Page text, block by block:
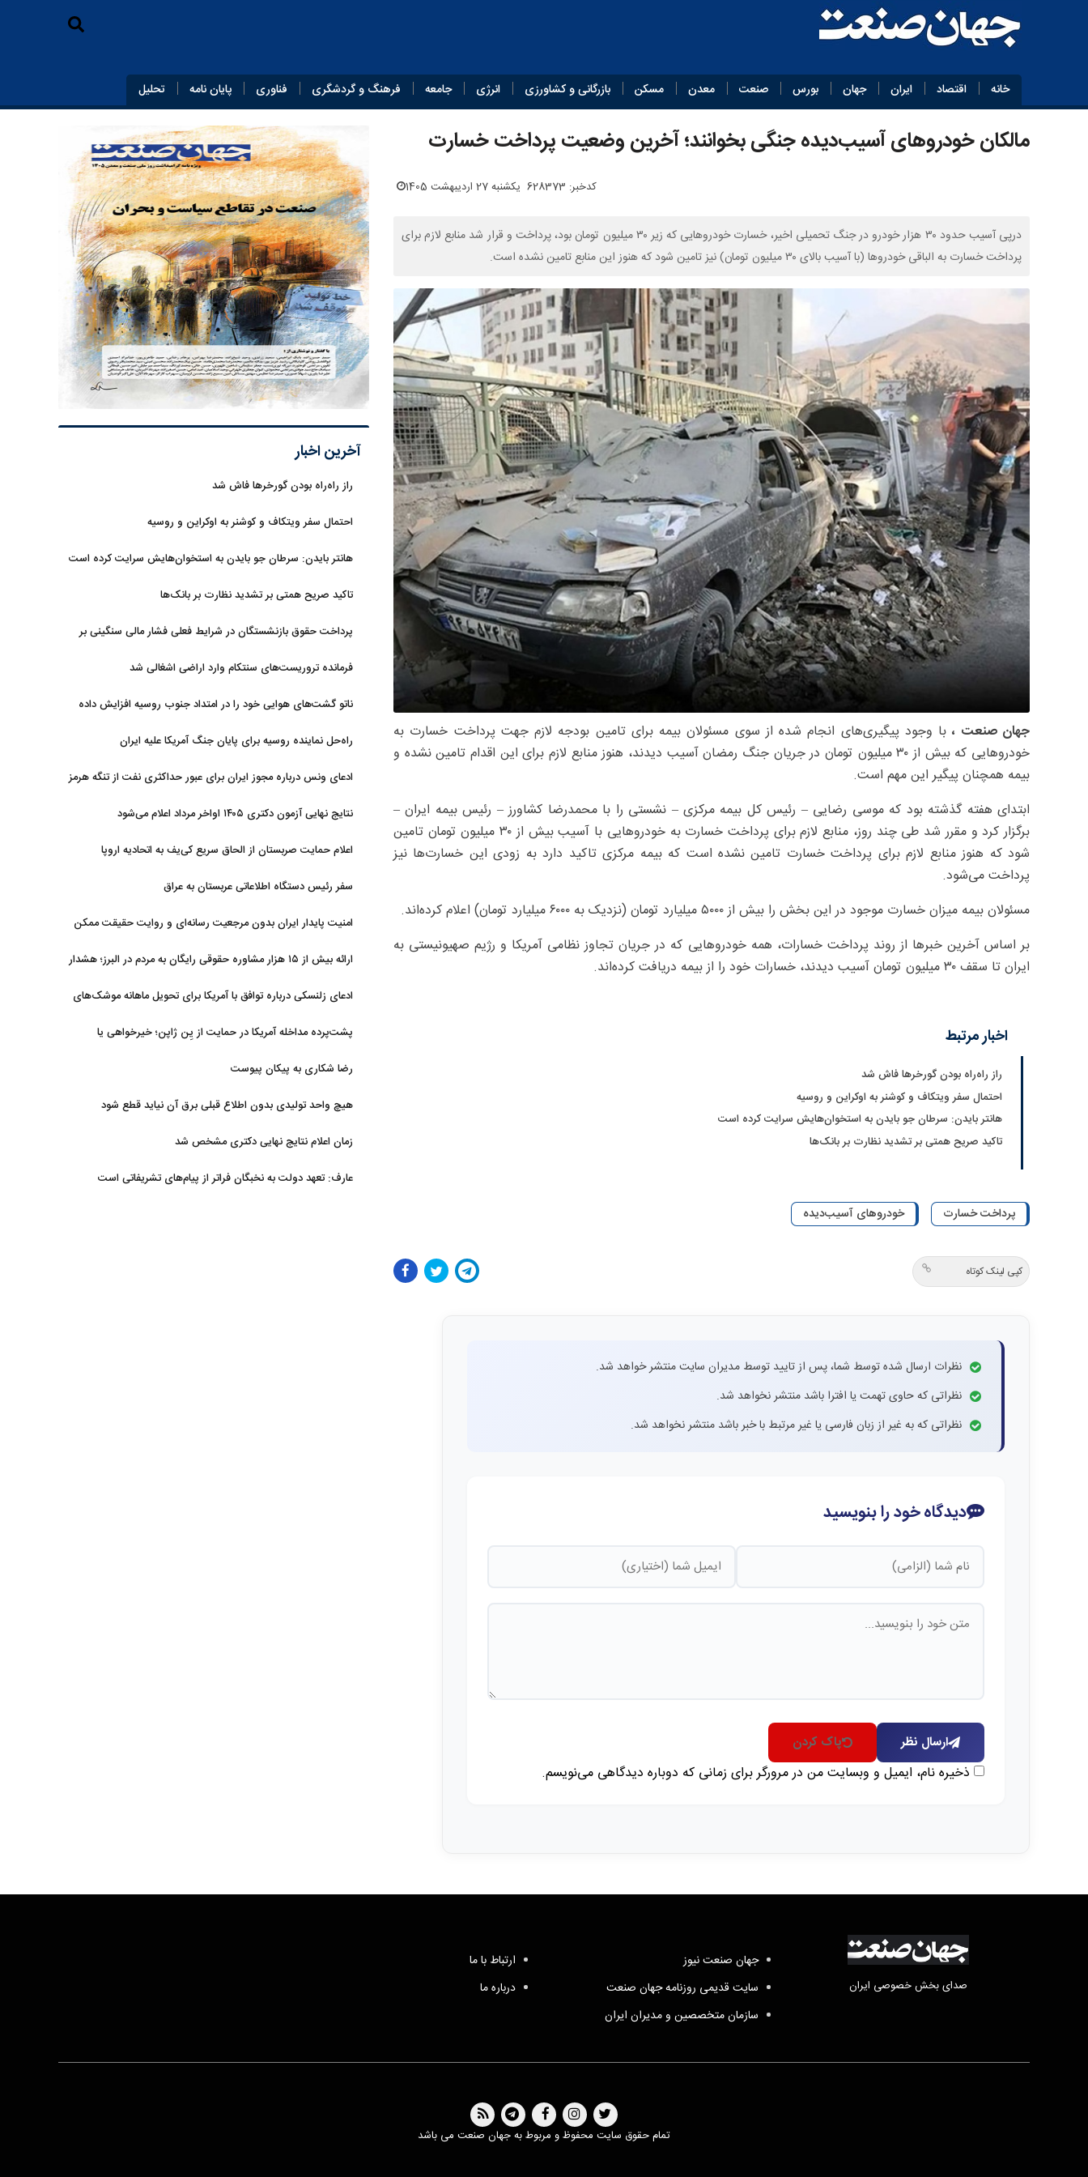
خانه اقتصاد ایران جهان بورس صنعت معدن مسکن بازرگانی و کشاورزی انرژی جامعه فرهنگ و گردشگری فناوری پایان‌ نامه تحلیل
مالکان خودروهای آسیب‌دیده جنگی بخوانند؛ آخرین وضعیت پرداخت خسارت
کدخبر: 628373 یکشنبه 27 اردیبهشت 1405
درپی آسیب حدود ۳۰ هزار خودرو در جنگ تحمیلی اخیر، خسارت خودروهایی که زیر ۳۰ میلیون تومان بود، پرداخت و قرار شد منابع لازم برای
پرداخت خسارت به الباقی خودروها (با آسیب بالای ۳۰ میلیون تومان) نیز تامین شود که هنوز این منابع تامین نشده است.
جهان صنعت ،با وجود پیگیری‌های انجام شده از سوی مسئولان بیمه برای تامین بودجه لازم جهت پرداخت خسارت به
خودروهایی که بیش از ۳۰ میلیون تومان در جریان جنگ رمضان آسیب دیدند، هنوز منابع لازم برای این اقدام تامین نشده و
بیمه همچنان پیگیر این مهم است.
ابتدای هفته گذشته بود که موسی رضایی – رئیس کل بیمه مرکزی – نشستی را با محمدرضا کشاورز – رئیس بیمه ایران –
برگزار کرد و مقرر شد طی چند روز، منابع لازم برای پرداخت خسارت به خودروهایی با آسیب بیش از ۳۰ میلیون تومان تامین
شود که هنوز منابع لازم برای پرداخت خسارت تامین نشده است که بیمه مرکزی تاکید دارد به زودی این خسارت‌ها نیز
پرداخت می‌شود.
مسئولان بیمه میزان خسارت موجود در این بخش را بیش از ۵۰۰۰ میلیارد تومان (نزدیک به ۶۰۰۰ میلیارد تومان) اعلام کرده‌اند.
بر اساس آخرین خبرها از روند پرداخت خسارات‌، همه خودروهایی که در جریان تجاوز نظامی آمریکا و رژیم صهیونیستی به
ایران تا سقف ۳۰ میلیون تومان آسیب دیدند، خسارات خود را از بیمه دریافت کرده‌اند.
اخبار مرتبط
راز راه‌راه بودن گورخرها فاش شد
احتمال سفر ویتکاف و کوشنر به اوکراین و روسیه
هانتر بایدن: سرطان جو بایدن به استخوان‌هایش سرایت کرده است
تاکید صریح همتی بر تشدید نظارت بر بانک‌ها
پرداخت خسارت خودروهای آسیب‌دیده
کپی لینک کوتاه
نظرات ارسال شده توسط شما، پس از تایید توسط مدیران سایت منتشر خواهد شد.
نظراتی که حاوی تهمت یا افترا باشد منتشر نخواهد شد.
نظراتی که به غیر از زبان فارسی یا غیر مرتبط با خبر باشد منتشر نخواهد شد.
دیدگاه خود را بنویسید
ارسال نظر پاک کردن
ذخیره نام، ایمیل و وبسایت من در مرورگر برای زمانی که دوباره دیدگاهی می‌نویسم.
آخرین اخبار
راز راه‌راه بودن گورخرها فاش شد
احتمال سفر ویتکاف و کوشنر به اوکراین و روسیه
هانتر بایدن: سرطان جو بایدن به استخوان‌هایش سرایت کرده است
تاکید صریح همتی بر تشدید نظارت بر بانک‌ها
پرداخت حقوق بازنشستگان در شرایط فعلی فشار مالی سنگینی بر
فرمانده تروریست‌های سنتکام وارد اراضی اشغالی شد
ناتو گشت‌های هوایی خود را در امتداد جنوب روسیه افزایش داده
راه‌حل نماینده روسیه برای پایان جنگ آمریکا علیه ایران
ادعای ونس درباره مجوز ایران برای عبور حداکثری نفت از تنگه هرمز
نتایج نهایی آزمون دکتری ۱۴۰۵ اواخر مرداد اعلام می‌شود
اعلام حمایت صربستان از الحاق سریع کی‌یف به اتحادیه اروپا
سفر رئیس دستگاه اطلاعاتی عربستان به عراق
امنیت پایدار ایران بدون مرجعیت رسانه‌ای و روایت حقیقت ممکن
ارائه بیش از ۱۵ هزار مشاوره حقوقی رایگان به مردم در البرز؛ هشدار
ادعای زلنسکی درباره توافق با آمریکا برای تحویل ماهانه موشک‌های
پشت‌پرده مداخله آمریکا در حمایت از یِن ژاپن؛ خیرخواهی یا
رضا شکاری به پیکان پیوست
هیچ واحد تولیدی بدون اطلاع قبلی برق آن نیاید قطع شود
زمان اعلام نتایج نهایی دکتری مشخص شد
عارف: تعهد دولت به نخبگان فراتر از پیام‎‌های تشریفاتی است
صدای بخش خصوصی ایران
جهان صنعت نیوز
سایت قدیمی روزنامه جهان صنعت
سازمان متخصصین و مدیران ایران
ارتباط با ما
درباره ما
تمام حقوق سایت محفوظ و مربوط به جهان صنعت می باشد